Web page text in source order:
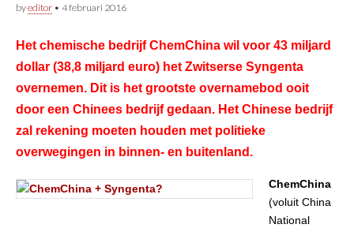
byeditor • 4 februari 2016
Het chemische bedrijf ChemChina wil voor 43 miljard
dollar (38,8 miljard euro) het Zwitserse Syngenta
overnemen. Dit is het grootste overnamebod ooit
door een Chinees bedrijf gedaan. Het Chinese bedrijf
zal rekening moeten houden met politieke
overwegingen in binnen- en buitenland.
ChemChina
(voluit China
National